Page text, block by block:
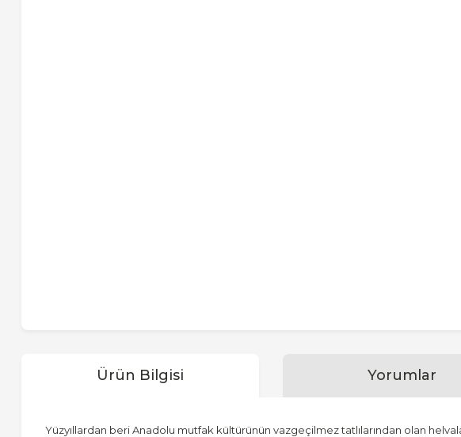
Ürün Bilgisi Yorumlar
Yüzyıllardan beri Anadolu mutfak kültürünün vazgeçilmez tatlılarından olan